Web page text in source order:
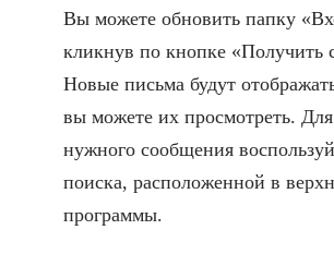
Вы можете обновить папку
кликнув по кнопке «Получить
Новые письма будут
вы можете их просмотреть.
нужного сообщения
поиска, расположенной в
программы.